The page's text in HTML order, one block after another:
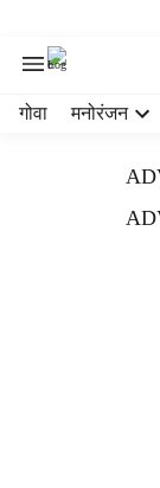
गोवा मनोरंजन